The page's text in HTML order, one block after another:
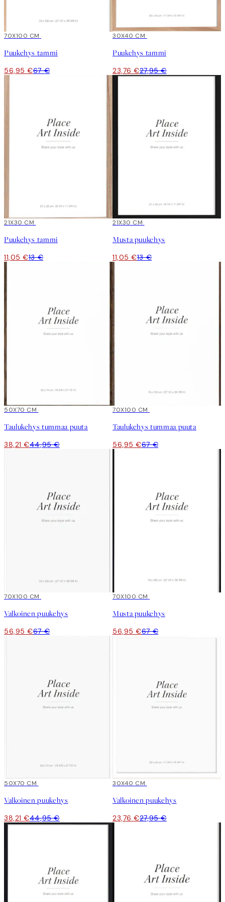
15%*
70X100 CM
Puukehys tammi
56,95 €67 €
15%*
30X40 CM
Puukehys tammi
23,76 €27,95 €
15%*
21X30 CM
Puukehys tammi
11,05 €13 €
15%*
21X30 CM
Musta puukehys
11,05 €13 €
15%*
50X70 CM
Taulukehys tummaa puuta
38,21 €44,95 €
15%*
70X100 CM
Taulukehys tummaa puuta
56,95 €67 €
15%*
70X100 CM
Valkoinen puukehys
56,95 €67 €
15%*
70X100 CM
Musta puukehys
56,95 €67 €
15%*
50X70 CM
Valkoinen puukehys
38,21 €44,95 €
15%*
30X40 CM
Valkoinen puukehys
23,76 €27,95 €